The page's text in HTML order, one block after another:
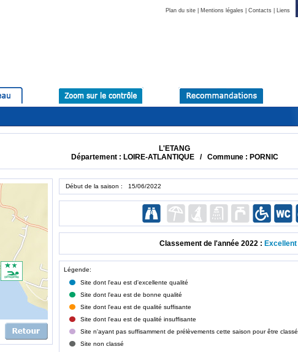
Plan du site| Mentions légales| Contacts| Liens
L'ETANG
Département : LOIRE-ATLANTIQUE / Commune : PORNIC
Début de la saison : 15/06/2022
Classement de l'année 2022 : Excellent
Légende:
Site dont l'eau est d'excellente qualité
Site dont l'eau est de bonne qualité
Site dont l'eau est de qualité suffisante
Site dont l'eau est de qualité insuffisante
Site n'ayant pas suffisamment de prélèvements cette saison pour être classé
Site non classé